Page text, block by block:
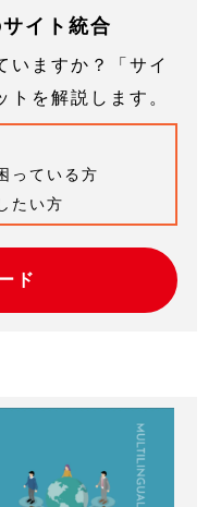
イト統合
いますか？「サイ
トを解説します。
っている方
たい方
ド